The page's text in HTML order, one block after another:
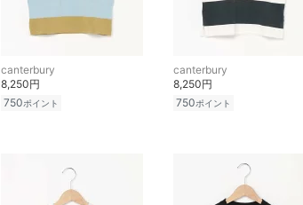
canterbury
8,250円
750ポイント
canterbury
8,250円
750ポイント